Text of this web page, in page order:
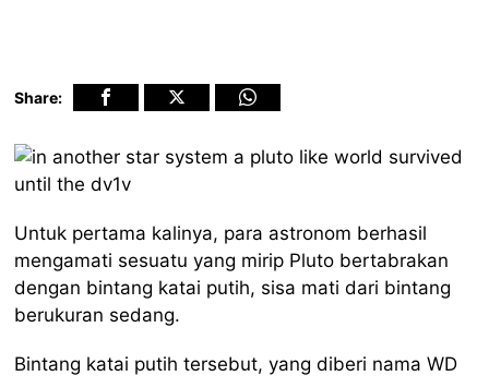
Share:
Untuk pertama kalinya, para astronom berhasil
mengamati sesuatu yang mirip Pluto bertabrakan
dengan bintang katai putih, sisa mati dari bintang
berukuran sedang.
Bintang katai putih tersebut, yang diberi nama WD